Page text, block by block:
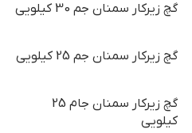
گچ زیرکار سمنان جم 30 کیلویی
گچ زیرکار سمنان جم 25 کیلویی
گچ زیرکار سمنان جام 25
کیلویی